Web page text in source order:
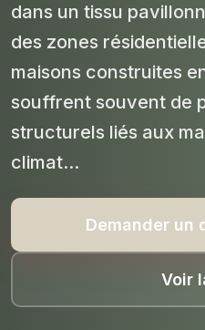
dans un tissu
des zones
maisons construites
souffrent souvent de
structurels liés aux
climat...
Demander un
Voir